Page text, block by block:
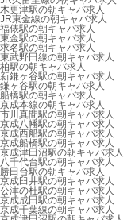
木更津駅の朝キャバ求人
JR東金線の朝キャバ求人
福俵駅の朝キャバ求人
東金駅の朝キャバ求人
求名駅の朝キャバ求人
東武野田線の朝キャバ求人
柏駅の朝キャバ求人
新鎌ヶ谷駅の朝キャバ求人
鎌ヶ谷駅の朝キャバ求人
船橋駅の朝キャバ求人
京成本線の朝キャバ求人
市川真間駅の朝キャバ求人
京成八幡駅の朝キャバ求人
京成西船駅の朝キャバ求人
京成船橋駅の朝キャバ求人
京成津田沼駅の朝キャバ求人
八千代台駅の朝キャバ求人
勝田台駅の朝キャバ求人
京成臼井駅の朝キャバ求人
公津の杜駅の朝キャバ求人
京成成田駅の朝キャバ求人
京成千葉線の朝キャバ求人